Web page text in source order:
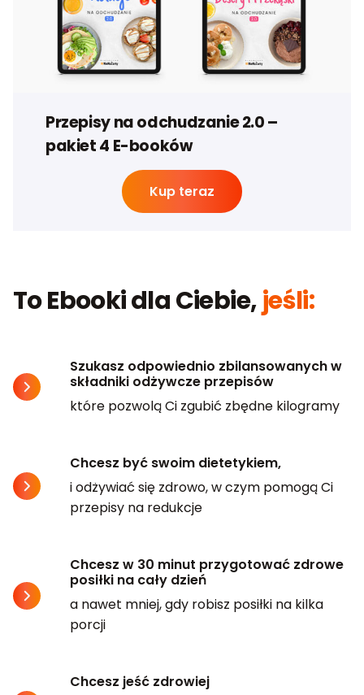
Przepisy na odchudzanie 2.0 –
pakiet 4 E-booków
Kup teraz
To Ebooki dla Ciebie,jeśli:
Szukasz odpowiednio zbilansowanych w
składniki odżywcze przepisów
które pozwolą Ci zgubić zbędne kilogramy
Chcesz być swoim dietetykiem,
i odżywiać się zdrowo, w czym pomogą Ci
przepisy na redukcje
Chcesz w 30 minut przygotować zdrowe
posiłki na cały dzień
a nawet mniej, gdy robisz posiłki na kilka
porcji
Chcesz jeść zdrowiej